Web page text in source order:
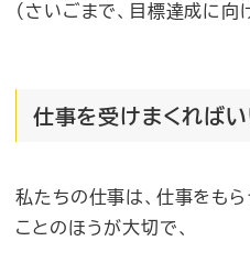
（さいごまで、目標達成に向
仕事を受けまくればい
私たちの仕事は、仕事をも
ことのほうが大切で、